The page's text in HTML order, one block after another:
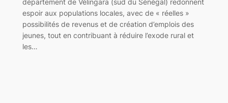
espoir aux populations locales, avec de « réelles »
possibilités de revenus et de création d’emplois des
jeunes, tout en contribuant à réduire l’exode rural et
les…